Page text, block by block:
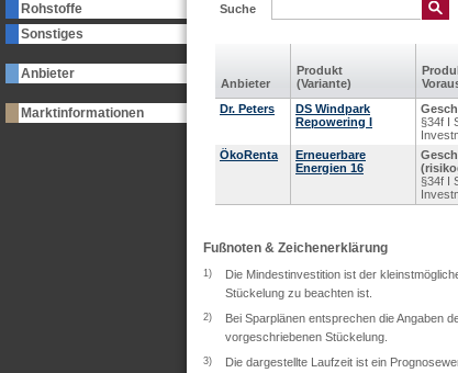
Rohstoffe
Sonstiges
Anbieter
Marktinformationen
Suche
Anbieter
Produkt
(Variante)
Dr. Peters
DS Windpark
Repowering I
§34f I
ÖkoRenta
Erneuerbare
Energien 16
§34f I
Fußnoten & Zeichenerklärung
1)
Die Mindestinvestition ist der
Stückelung zu beachten ist.
2)
Bei Sparplänen entsprechen die Angaben
vorgeschriebenen Stückelung.
3) Die dargestellte Laufzeit ist ein